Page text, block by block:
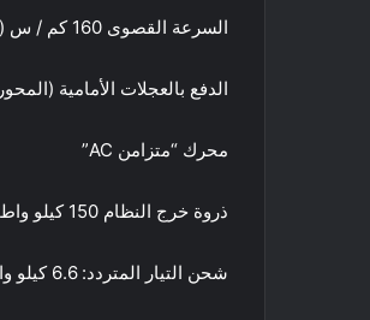
السرعة القصوى 160 كم / س (100 ميل / س)
الدفع بالعجلات الأمامية (المحور E – محرك متكامل ، ناقل حركة أحادي السرعة وعاكس)
محرك “متزامن AC”
ذروة خرج النظام 150 كيلو واط و 265 نيوتن متر من عزم الدوران
شحن التيار المتردد: 6.6 كيلو واط شاحن أحادي الطور (11 كيلو واط خيار ثلاثي الطور من Q4 2022)